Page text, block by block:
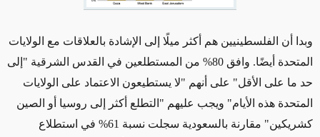
وبدا أن الفلسطينيين هم أكثر ميلًا إلى الإشادة بالعلاقات مع الولايات
المتحدة أيضًا. وافق 80% من المستطلعين في القدس الشرقية "إلى
حد ما على الأقل" على أنهم "لا يستطيعون الاعتماد على الولايات
المتحدة هذه الأيام" ويجب عليهم "التطلع أكثر إلى روسيا أو الصين
كشريكين" مقارنة بالسعودية سجلت نسبة 61% في استطلاع